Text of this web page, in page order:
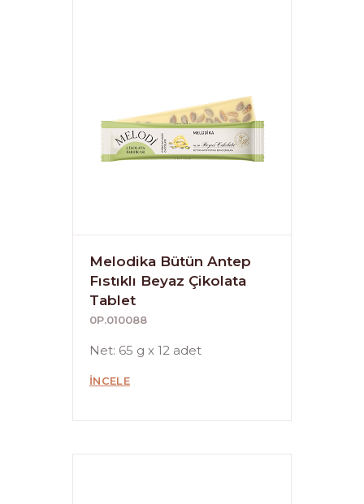
Melodika Bütün Antep
Fıstıklı Beyaz Çikolata
Tablet
0P.010088
Net: 65 g x 12 adet
İNCELE